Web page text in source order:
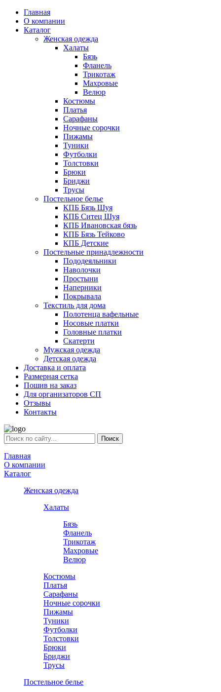
Главная
О компании
Каталог
Женская одежда
Халаты
Бязь
Фланель
Трикотаж
Махровые
Велюр
Костюмы
Платья
Сарафаны
Ночные сорочки
Пижамы
Туники
Футболки
Толстовки
Брюки
Бриджи
Трусы
Постельное белье
КПБ Бязь Шуя
КПБ Ситец Шуя
КПБ Ивановская бязь
КПБ Бязь Тейково
КПБ Детские
Постельные принадлежности
Пододеяльники
Наволочки
Простыни
Наперники
Покрывала
Текстиль для дома
Полотенца вафельные
Носовые платки
Головные платки
Скатерти
Мужская одежда
Детская одежда
Доставка и оплата
Размерная сетка
Пошив на заказ
Для организаторов СП
Отзывы
Контакты
Главная
О компании
Каталог
Женская одежда
Халаты
Бязь
Фланель
Трикотаж
Махровые
Велюр
Костюмы
Платья
Сарафаны
Ночные сорочки
Пижамы
Туники
Футболки
Толстовки
Брюки
Бриджи
Трусы
Постельное белье